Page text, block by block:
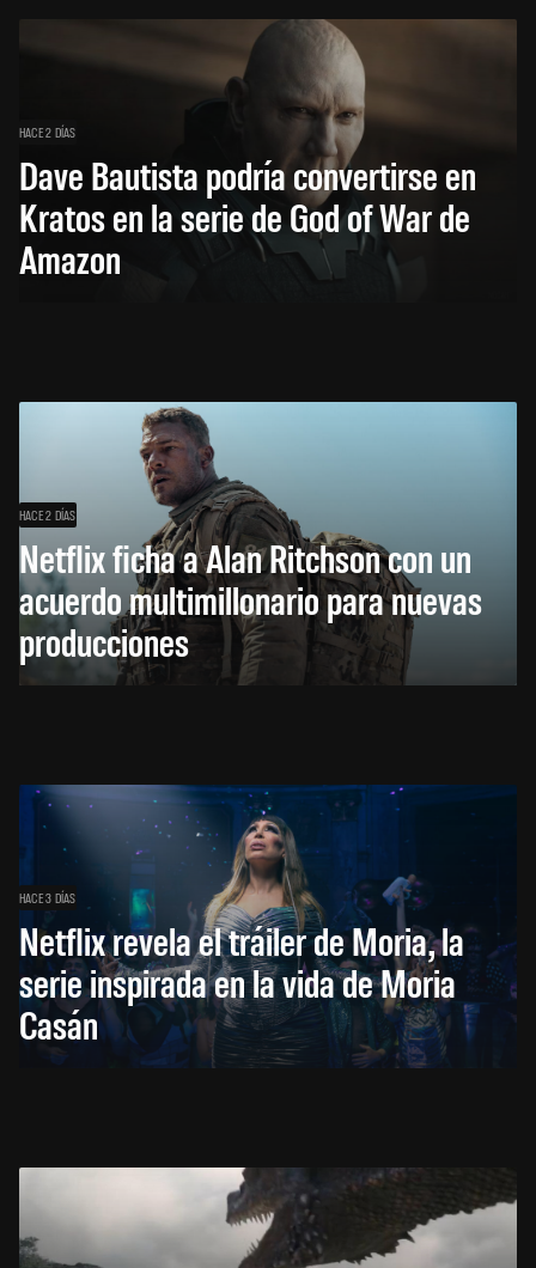
HACE 2 DÍAS
Dave Bautista podría convertirse en
Kratos en la serie de God of War de
Amazon
HACE 2 DÍAS
Netflix ficha a Alan Ritchson con un
acuerdo multimillonario para nuevas
producciones
HACE 3 DÍAS
Netflix revela el tráiler de Moria, la
serie inspirada en la vida de Moria
Casán